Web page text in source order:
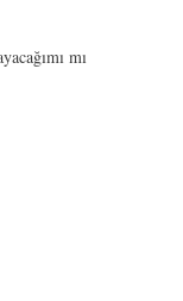
mı